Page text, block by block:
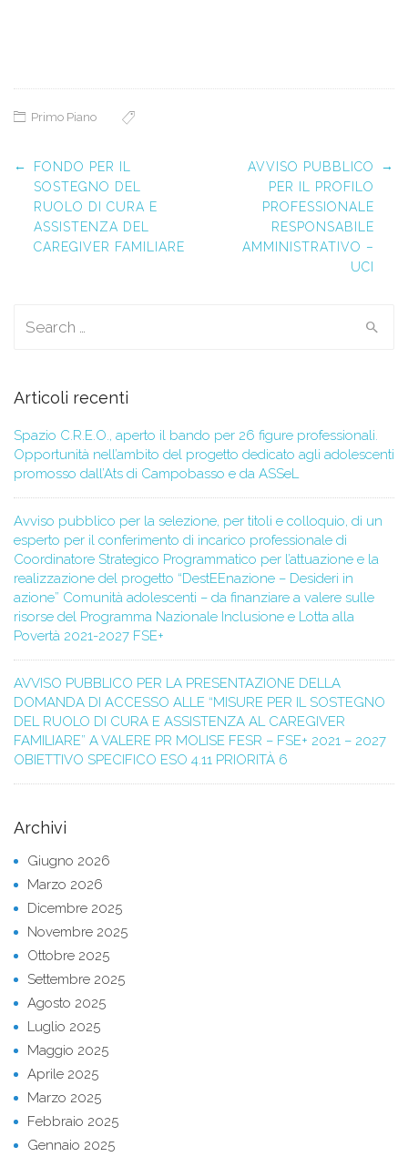
Primo Piano
Post navigation
←
FONDO PER IL
SOSTEGNO DEL
RUOLO DI CURA E
ASSISTENZA DEL
CAREGIVER FAMILIARE
AVVISO PUBBLICO
PER IL PROFILO
PROFESSIONALE
RESPONSABILE
AMMINISTRATIVO –
UCI
→
Articoli recenti
Spazio C.R.E.O., aperto il bando per 26 figure professionali.
Opportunità nell’ambito del progetto dedicato agli adolescenti
promosso dall’Ats di Campobasso e da ASSeL
Avviso pubblico per la selezione, per titoli e colloquio, di un
esperto per il conferimento di incarico professionale di
Coordinatore Strategico Programmatico per l’attuazione e la
realizzazione del progetto “DestEEnazione – Desideri in
azione” Comunità adolescenti – da finanziare a valere sulle
risorse del Programma Nazionale Inclusione e Lotta alla
Povertà 2021-2027 FSE+
AVVISO PUBBLICO PER LA PRESENTAZIONE DELLA
DOMANDA DI ACCESSO ALLE “MISURE PER IL SOSTEGNO
DEL RUOLO DI CURA E ASSISTENZA AL CAREGIVER
FAMILIARE” A VALERE PR MOLISE FESR – FSE+ 2021 – 2027
OBIETTIVO SPECIFICO ESO 4.11 PRIORITÀ 6
Archivi
Giugno 2026
Marzo 2026
Dicembre 2025
Novembre 2025
Ottobre 2025
Settembre 2025
Agosto 2025
Luglio 2025
Maggio 2025
Aprile 2025
Marzo 2025
Febbraio 2025
Gennaio 2025